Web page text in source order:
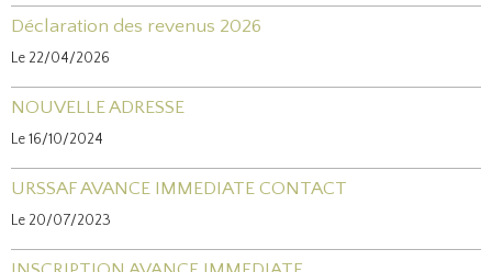
Déclaration des revenus 2026
Le 22/04/2026
NOUVELLE ADRESSE
Le 16/10/2024
URSSAF AVANCE IMMEDIATE CONTACT
Le 20/07/2023